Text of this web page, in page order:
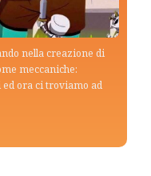
nella creazione di
meccaniche:
ed ora ci troviamo ad